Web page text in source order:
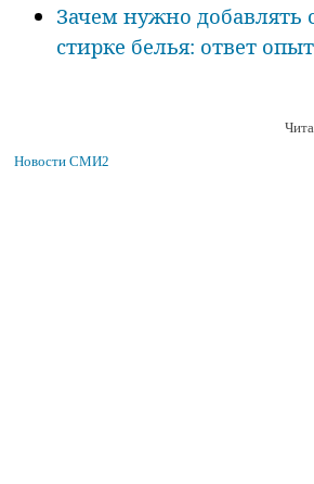
Зачем нужно добавлять
стирке белья: ответ
Новости СМИ2